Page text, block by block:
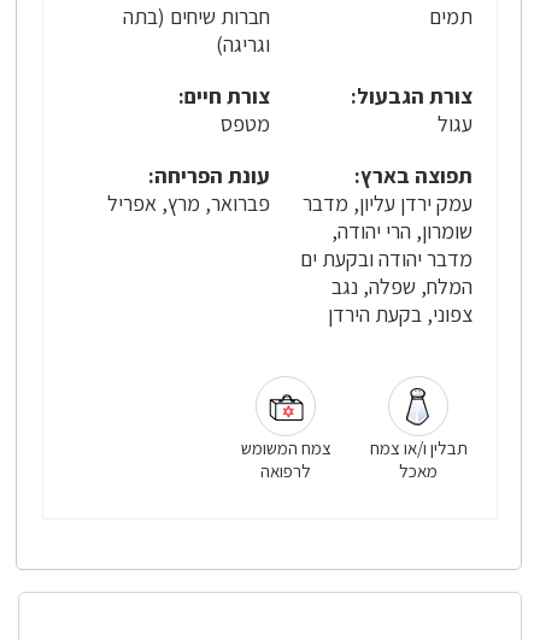
תמים
חברות שיחים (בתה
וגריגה)
צורת הגבעול:
עגול
צורת חיים:
מטפס
תפוצה בארץ:
עמק ירדן עליון, מדבר
שומרון, הרי יהודה,
מדבר יהודה ובקעת ים
המלח, שפלה, נגב
צפוני, בקעת הירדן
עונת הפריחה:
פברואר, מרץ, אפריל
תבלין ו/או צמח
מאכל
צמח המשומש
לרפואה